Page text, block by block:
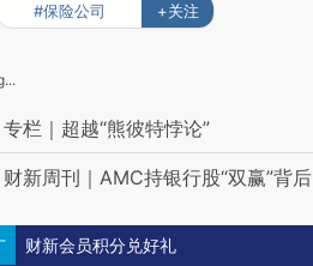
#保险公司 +关注
栏｜超越“熊彼特悖论”
新周刊｜AMC持银行股“双赢”背后
财新会员积分兑好礼